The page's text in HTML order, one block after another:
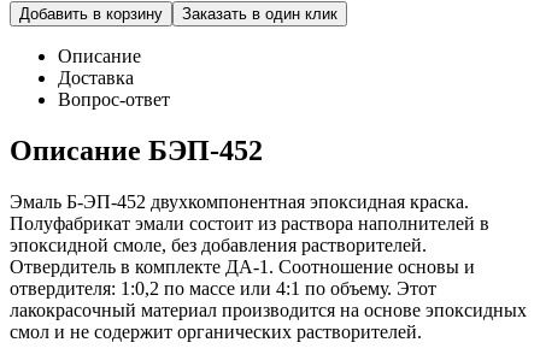
Добавить в корзину Заказать в один клик
Описание
Доставка
Вопрос-ответ
Описание БЭП-452
Эмаль Б-ЭП-452 двухкомпонентная эпоксидная краска.
Полуфабрикат эмали состоит из раствора наполнителей в
эпоксидной смоле, без добавления растворителей.
Отвердитель в комплекте ДА-1. Соотношение основы и
отвердителя: 1:0,2 по массе или 4:1 по объему. Этот
лакокрасочный материал производится на основе эпоксидных
смол и не содержит органических растворителей.